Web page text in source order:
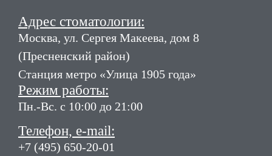
Адрес стоматологии:
Москва, ул. Сергея Макеева, дом 8
(Пресненский район)
Станция метро «Улица 1905 года»
Режим работы:
Пн.-Вс. с 10:00 до 21:00
Телефон, e-mail:
+7 (495) 650-20-01